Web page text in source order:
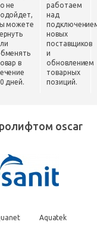
не
можете
в
дней.
работаем
над
новых
поставщиков
и
обновлением
товарных
позиций.
oscar
Aquatek